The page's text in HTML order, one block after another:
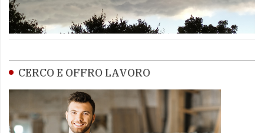
CERCO E OFFRO LAVORO